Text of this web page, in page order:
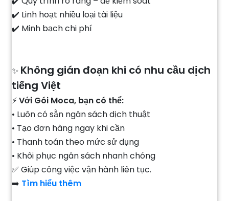
✔️ Linh hoạt nhiều loại tài liệu
✔️ Minh bạch chi phí
✨ Không gián đoạn khi có nhu cầu dịch
tiếng Việt
⚡Với Gói Moca, bạn có thể:
• Luôn có sẵn ngân sách dịch thuật
• Tạo đơn hàng ngay khi cần
• Thanh toán theo mức sử dụng
• Khôi phục ngân sách nhanh chóng
✅ Giúp công việc vận hành liên tục.
➡️ Tìm hiểu thêm